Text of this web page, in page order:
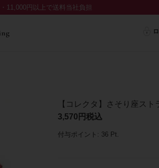
11,000円以上で送料当社負担
【コレクタ】さそり座ス
3,570
税込
付与ポイント: 36 Pt.